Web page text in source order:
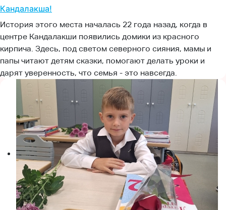
Кандалакша!
История этого места началась 22 года назад, когда в
центре Кандалакши появились домики из красного
кирпича. Здесь, под светом северного сияния, мамы и
папы читают детям сказки, помогают делать уроки и
дарят уверенность, что семья - это навсегда.